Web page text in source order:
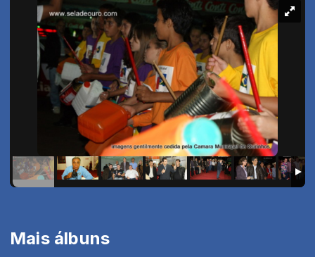
Mais álbuns